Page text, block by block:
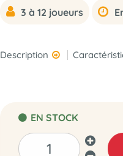
3 à 12 joueurs
Description
EN STOCK